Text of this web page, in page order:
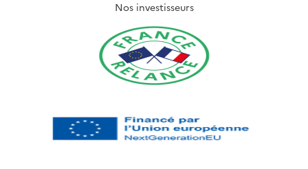
Nos investisseurs